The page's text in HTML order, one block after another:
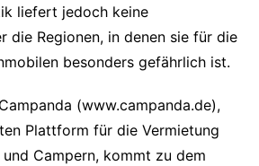
liefert jedoch keine
die Regionen, in denen sie für die
besonders gefährlich ist.
(www.campanda.de),
Plattform für die Vermietung
Campern, kommt zu dem